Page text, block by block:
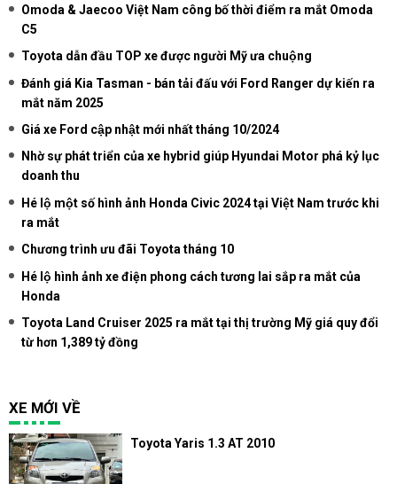
Omoda & Jaecoo Việt Nam công bố thời điểm ra mắt Omoda
C5
Toyota dẫn đầu TOP xe được người Mỹ ưa chuộng
Đánh giá Kia Tasman - bán tải đấu với Ford Ranger dự kiến ra
mắt năm 2025
Giá xe Ford cập nhật mới nhất tháng 10/2024
Nhờ sự phát triển của xe hybrid giúp Hyundai Motor phá kỷ lục
doanh thu
Hé lộ một số hình ảnh Honda Civic 2024 tại Việt Nam trước khi
ra mắt
Chương trình ưu đãi Toyota tháng 10
Hé lộ hình ảnh xe điện phong cách tương lai sắp ra mắt của
Honda
Toyota Land Cruiser 2025 ra mắt tại thị trường Mỹ giá quy đổi
từ hơn 1,389 tỷ đồng
XE MỚI VỀ
Toyota Yaris 1.3 AT 2010